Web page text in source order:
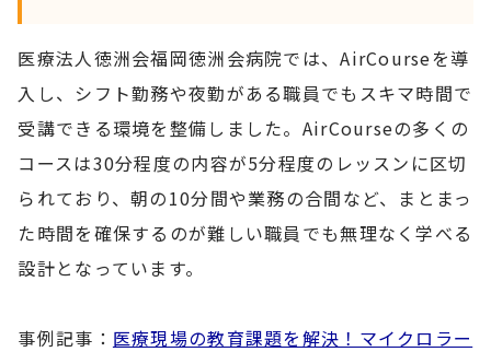
医療法人徳洲会福岡徳洲会病院では、AirCourseを導
入し、シフト勤務や夜勤がある職員でもスキマ時間で
受講できる環境を整備しました。AirCourseの多くの
コースは30分程度の内容が5分程度のレッスンに区切
られており、朝の10分間や業務の合間など、まとまっ
た時間を確保するのが難しい職員でも無理なく学べる
設計となっています。
事例記事： 医療現場の教育課題を解決！マイクロラー